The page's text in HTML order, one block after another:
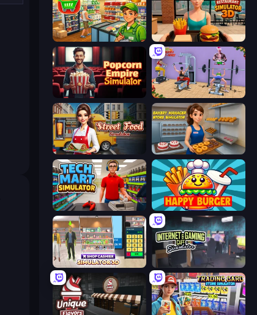
Supermarket Simulator: Desert
Gym Simulator 2024
Street Food Simulator Bakery Manager: Store Simulator
Tech Mart Simulator Happy Burger